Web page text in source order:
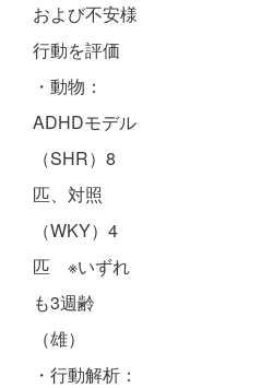
および不安様
行動を評価
・動物：
ADHDモデル
（SHR）8
匹、対照
（WKY）4
匹 ※いずれ
も3週齢
（雄）
・行動解析：